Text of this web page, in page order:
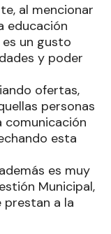
al mencionar
educación
un gusto
y poder
ofertas,
personas
comunicación
esta
es muy
Municipal,
prestan a la